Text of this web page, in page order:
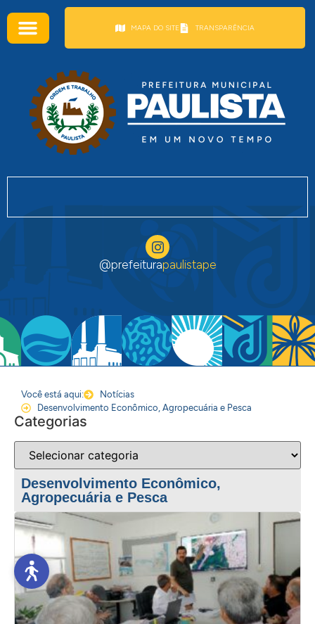
MAPA DO SITE TRANSPARÊNCIA
@prefeiturapaulistape
Você está aqui:
Notícias
Desenvolvimento Econômico, Agropecuária e Pesca
Categorias
Desenvolvimento Econômico,
Agropecuária e Pesca